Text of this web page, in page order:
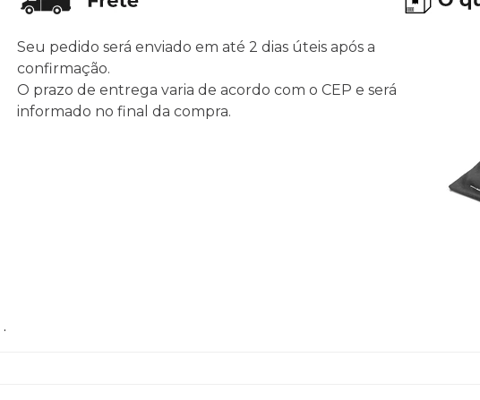
Seu pedido será enviado em até 2 dias úteis após a
confirmação.
O prazo de entrega varia de acordo com o CEP e será
informado no final da compra.
.